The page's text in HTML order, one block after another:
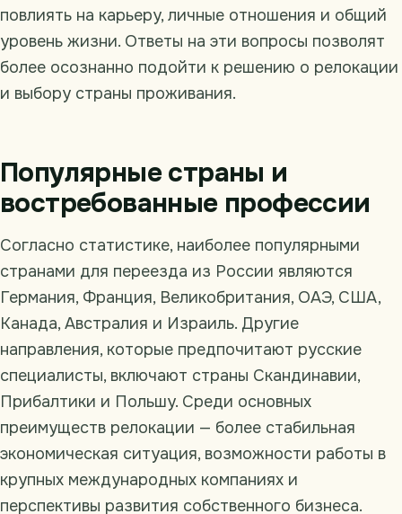
повлиять на карьеру, личные отношения и общий
уровень жизни. Ответы на эти вопросы позволят
более осознанно подойти к решению о релокации
и выбору страны проживания.
Популярные страны и
востребованные профессии
Согласно статистике, наиболее популярными
странами для переезда из России являются
Германия, Франция, Великобритания, ОАЭ, США,
Канада, Австралия и Израиль. Другие
направления, которые предпочитают русские
специалисты, включают страны Скандинавии,
Прибалтики и Польшу. Среди основных
преимуществ релокации — более стабильная
экономическая ситуация, возможности работы в
крупных международных компаниях и
перспективы развития собственного бизнеса.